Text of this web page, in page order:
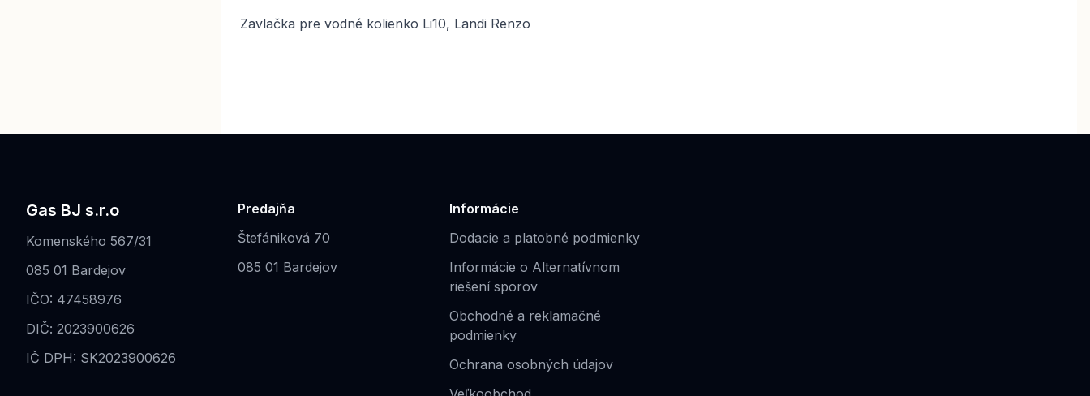
Zavlačka pre vodné kolienko Li10, Landi Renzo
Gas BJ s.r.o
Komenského 567/31
085 01 Bardejov
IČO: 47458976
DIČ: 2023900626
IČ DPH: SK2023900626
Predajňa
Štefániková 70
085 01 Bardejov
Informácie
Dodacie a platobné podmienky
Informácie o Alternatívnom
riešení sporov
Obchodné a reklamačné
podmienky
Ochrana osobných údajov